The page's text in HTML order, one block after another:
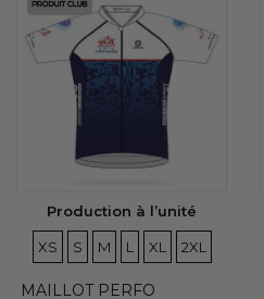
Production à l’unité
TAILLES
XS
TAILLES
S
TAILLES
M
TAILLES
L
TAILLES
XL
TAILLES
2XL
MAILLOT PERFO